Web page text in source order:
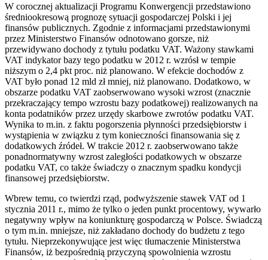
W corocznej aktualizacji Programu Konwergencji przedstawiono
średniookresową prognozę sytuacji gospodarczej Polski i jej
finansów publicznych. Zgodnie z informacjami przedstawionymi
przez Ministerstwo Finansów odnotowano gorsze, niż
przewidywano dochody z tytułu podatku VAT. Ważony stawkami
VAT indykator bazy tego podatku w 2012 r. wzrósł w tempie
niższym o 2,4 pkt proc. niż planowano. W efekcie dochodów z
VAT było ponad 12 mld zł mniej, niż planowano. Dodatkowo, w
obszarze podatku VAT zaobserwowano wysoki wzrost (znacznie
przekraczający tempo wzrostu bazy podatkowej) realizowanych na
konta podatników przez urzędy skarbowe zwrotów podatku VAT.
Wynika to m.in. z faktu pogorszenia płynności przedsiębiorstw i
wystąpienia w związku z tym konieczności finansowania się z
dodatkowych źródeł. W trakcie 2012 r. zaobserwowano także
ponadnormatywny wzrost zaległości podatkowych w obszarze
podatku VAT, co także świadczy o znacznym spadku kondycji
finansowej przedsiębiorstw.
Wbrew temu, co twierdzi rząd, podwyższenie stawek VAT od 1
stycznia 2011 r., mimo że tylko o jeden punkt procentowy, wywarło
negatywny wpływ na koniunkturę gospodarczą w Polsce. Świadczą
o tym m.in. mniejsze, niż zakładano dochody do budżetu z tego
tytułu. Nieprzekonywujące jest więc tłumaczenie Ministerstwa
Finansów, iż bezpośrednią przyczyną spowolnienia wzrostu